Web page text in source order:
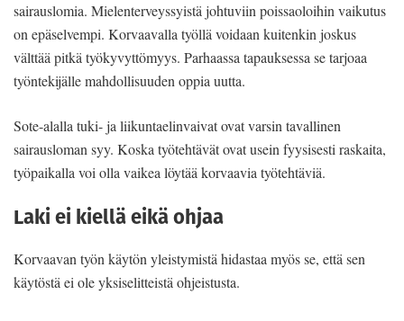
sairauslomia. Mielenterveyssyistä johtuviin poissaoloihin vaikutus
on epäselvempi. Korvaavalla työllä voidaan kuitenkin joskus
välttää pitkä työkyvyttömyys. Parhaassa tapauksessa se tarjoaa
työntekijälle mahdollisuuden oppia uutta.
Sote-alalla tuki- ja liikuntaelinvaivat ovat varsin tavallinen
sairausloman syy. Koska työtehtävät ovat usein fyysisesti raskaita,
työpaikalla voi olla vaikea löytää korvaavia työtehtäviä.
Laki ei kiellä eikä ohjaa
Korvaavan työn käytön yleistymistä hidastaa myös se, että sen
käytöstä ei ole yksiselitteistä ohjeistusta.